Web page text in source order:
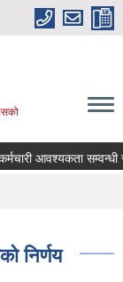
आवश्यकता सम्वन्धी
निर्णय